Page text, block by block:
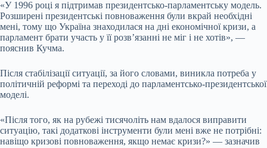
«У 1996 році я підтримав президентсько-парламентську модель.
Розширені президентські повноваження були вкрай необхідні
мені, тому що Україна знаходилася на дні економічної кризи, а
парламент брати участь у її розв’язанні не міг і не хотів», —
пояснив Кучма.
Після стабілізації ситуації, за його словами, виникла потреба у
політичній реформі та переході до парламентсько-президентської
моделі.
«Після того, як на рубежі тисячоліть нам вдалося виправити
ситуацію, такі додаткові інструменти були мені вже не потрібні:
навіщо кризові повноваження, якщо немає кризи?» — зазначив